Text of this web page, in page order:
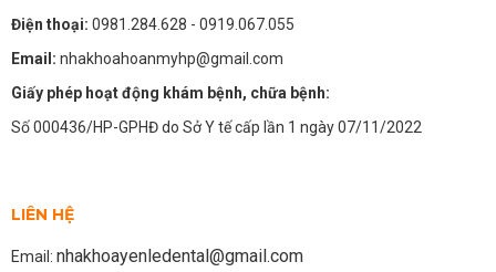
Điện thoại: 0981.284.628 - 0919.067.055
Email: nhakhoahoanmyhp@gmail.com
Giấy phép hoạt động khám bệnh, chữa bệnh:
Số 000436/HP-GPHĐ do Sở Y tế cấp lần 1 ngày 07/11/2022
LIÊN HỆ
Email: nhakhoayenledental@gmail.com